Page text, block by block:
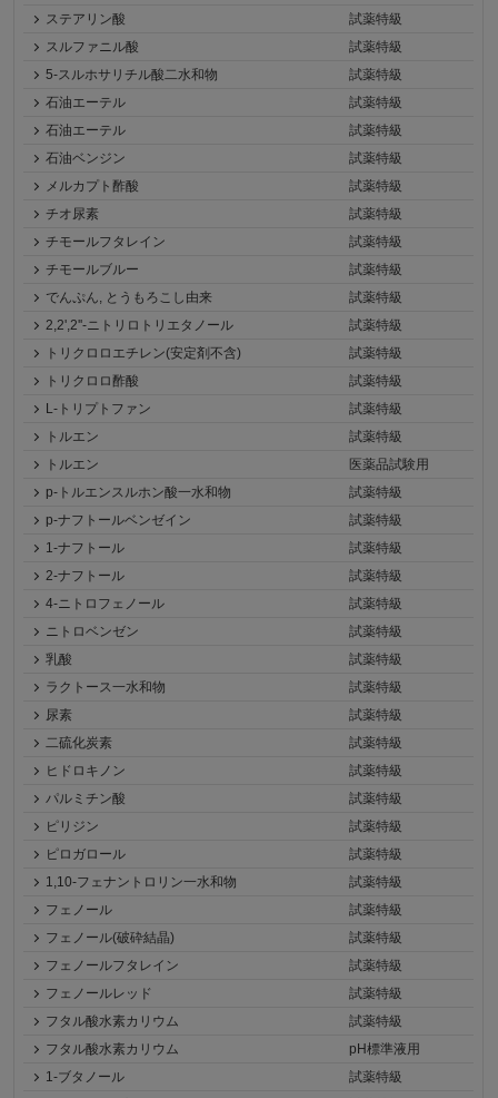
ステアリン酸
試薬特級
スルファニル酸
試薬特級
5-スルホサリチル酸二水和物
試薬特級
石油エーテル
試薬特級
石油エーテル
試薬特級
石油ベンジン
試薬特級
メルカプト酢酸
試薬特級
チオ尿素
試薬特級
チモールフタレイン
試薬特級
チモールブルー
試薬特級
でんぷん, とうもろこし由来
試薬特級
2,2',2''-ニトリロトリエタノール
試薬特級
トリクロロエチレン(安定剤不含)
試薬特級
トリクロロ酢酸
試薬特級
L-トリプトファン
試薬特級
トルエン
試薬特級
トルエン
医薬品試験用
p-トルエンスルホン酸一水和物
試薬特級
p-ナフトールベンゼイン
試薬特級
1-ナフトール
試薬特級
2-ナフトール
試薬特級
4-ニトロフェノール
試薬特級
ニトロベンゼン
試薬特級
乳酸
試薬特級
ラクトース一水和物
試薬特級
尿素
試薬特級
二硫化炭素
試薬特級
ヒドロキノン
試薬特級
パルミチン酸
試薬特級
ピリジン
試薬特級
ピロガロール
試薬特級
1,10-フェナントロリン一水和物
試薬特級
フェノール
試薬特級
フェノール(破砕結晶)
試薬特級
フェノールフタレイン
試薬特級
フェノールレッド
試薬特級
フタル酸水素カリウム
試薬特級
フタル酸水素カリウム
pH標準液用
1-ブタノール
試薬特級